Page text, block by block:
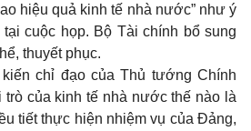
hiệu quả kinh tế nhà nước” như ý
cuộc họp. Bộ Tài chính bổ sung
thuyết phục.
chỉ đạo của Thủ tướng Chính
trò của kinh tế nhà nước thế nào là
tiết thực hiện nhiệm vụ của Đảng,